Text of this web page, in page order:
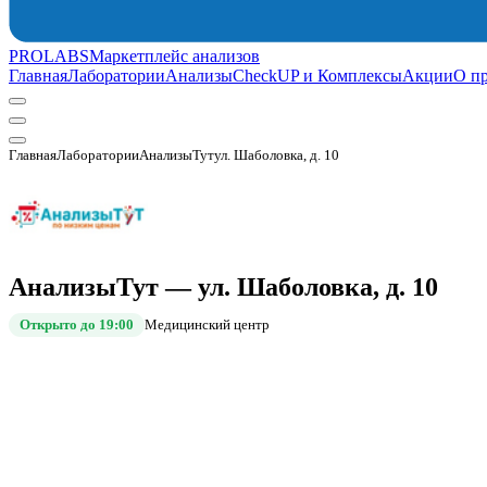
PROLABSМаркетплейс анализов
ГлавнаяЛабораторииАнализыCheckUP и КомплексыАкцииО
ГлавнаяЛабораторииАнализыТутул. Шаболовка, д. 10
АнализыТут — ул. Шаболовка, д. 10
Открыто до 19:00 Медицинский центр